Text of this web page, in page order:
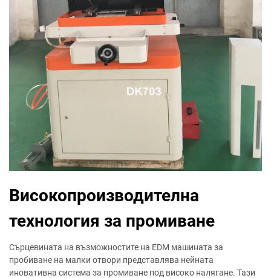
Високопроизводителна
технология за промиване
Сърцевината на възможностите на EDM машината за
пробиване на малки отвори представлява нейната
иновативна система за промиване под високо налягане. Тази